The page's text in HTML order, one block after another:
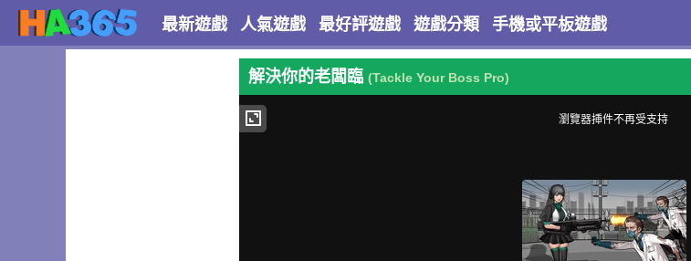
最新遊戲 人氣遊戲 最好評遊戲 遊戲分類 手機或平板遊戲
解決你的老闆臨 (Tackle Your Boss Pro)
瀏覽器挿件不再受支持